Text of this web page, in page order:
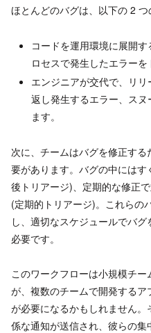
ほとんどのバグは、以下の 2 つ
コードを運用環境に展開
ロセスで発生したエラーを
エンジニアが交代で、リ
返し発生するエラー、ス
ます。
次に、チームはバグを修正す
要があります。バグの中には
後トリアージ)、定期的な修正
(定期的トリアージ)。これらの
し、適切なスケジュールでバ
必要です。
このワークフローは小規模チ
が、複数のチームで開発する
が必要になるかもしれません
係な通知が送信され、彼らの